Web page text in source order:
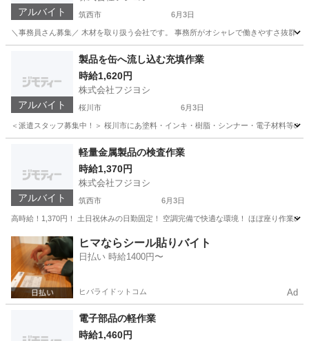
アルバイト 筑西市 6月3日
＼事務員さん募集／ 木材を取り扱う会社です。 事務所がオシャレで働きやすさ抜群
経理 事務員
アルバイト
製品を缶へ流し込む充填作業
時給1,620円
株式会社フジヨシ
桜川市 6月3日
＜派遣スタッフ募集中！＞ 桜川市にあ塗料・インキ・樹脂・シンナー・電子材料等
その他 スタッフ
アルバイト
軽量金属製品の検査作業
時給1,370円
株式会社フジヨシ
筑西市 6月3日
高時給！1,370円！ 土日祝休みの日勤固定！ 空調完備で快適な環境！ ほぼ座り作業
茨城 筑西市 工場 時給
ヒマならシール貼りバイト
日払い 時給1400円〜
ヒバライドットコム Ad
電子部品の軽作業
時給1,460円